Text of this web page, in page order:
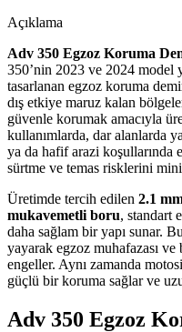
2024
Açıklama
Adv 350 Egzoz Koruma
350’nin 2023 ve 2024 model
tasarlanan egzoz koruma
dış etkiye maruz kalan
güvenle korumak amacıyla
kullanımlarda, dar alanlarda
ya da hafif arazi koşullarında
sürtme ve temas risklerini
Üretimde tercih edilen 2.1
mukavemetli boru, standart
daha sağlam bir yapı sunar.
yayarak egzoz muhafazası ve
engeller. Aynı zamanda
güçlü bir koruma sağlar ve
Adv 350 Egzoz